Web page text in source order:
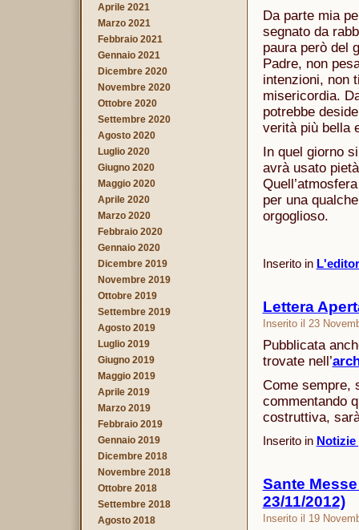
Da parte mia
segnato da
paura però del
Padre, non
intenzioni, non
misericordia.
potrebbe
verità più bella
In quel giorno
avrà usato
per una
orgoglioso.
Inserito in
Lettera
Inserito il 23
Pubblicata
trovate nell’
Come sempre,
commentando
costruttiva,
Inserito in
Sante
23/11/2012)
Inserito il 19
Aprile 2021
Marzo 2021
Febbraio 2021
Gennaio 2021
Dicembre 2020
Novembre 2020
Ottobre 2020
Settembre 2020
Agosto 2020
Luglio 2020
Giugno 2020
Maggio 2020
Aprile 2020
Marzo 2020
Febbraio 2020
Gennaio 2020
Dicembre 2019
Novembre 2019
Ottobre 2019
Settembre 2019
Agosto 2019
Luglio 2019
Giugno 2019
Maggio 2019
Aprile 2019
Marzo 2019
Febbraio 2019
Gennaio 2019
Dicembre 2018
Novembre 2018
Ottobre 2018
Settembre 2018
Agosto 2018